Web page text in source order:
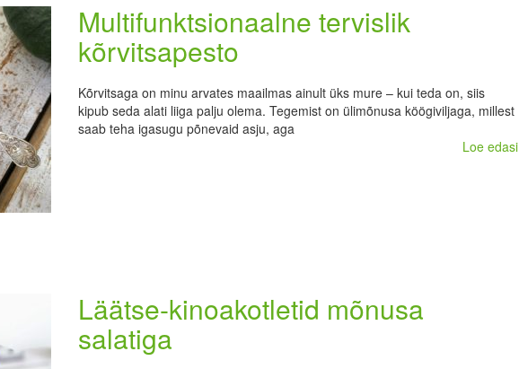
Multifunktsionaalne tervislik
kõrvitsapesto
Kõrvitsaga on minu arvates maailmas ainult üks mure – kui teda on, siis
kipub seda alati liiga palju olema. Tegemist on ülimõnusa köögiviljaga, millest
saab teha igasugu põnevaid asju, aga
Loe edasi
Läätse-kinoakotletid mõnusa
salatiga